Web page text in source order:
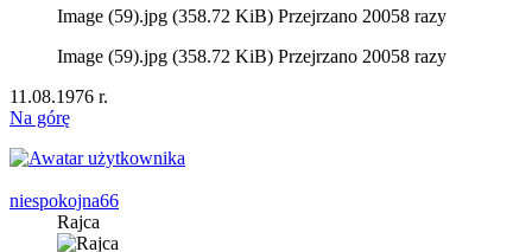
Image (59).jpg (358.72 KiB) Przejrzano 20058 razy
Image (59).jpg (358.72 KiB) Przejrzano 20058 razy
11.08.1976 r.
Na górę
niespokojna66
Rajca